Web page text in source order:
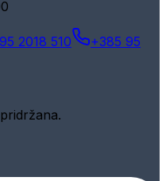
2018 510
+385 95